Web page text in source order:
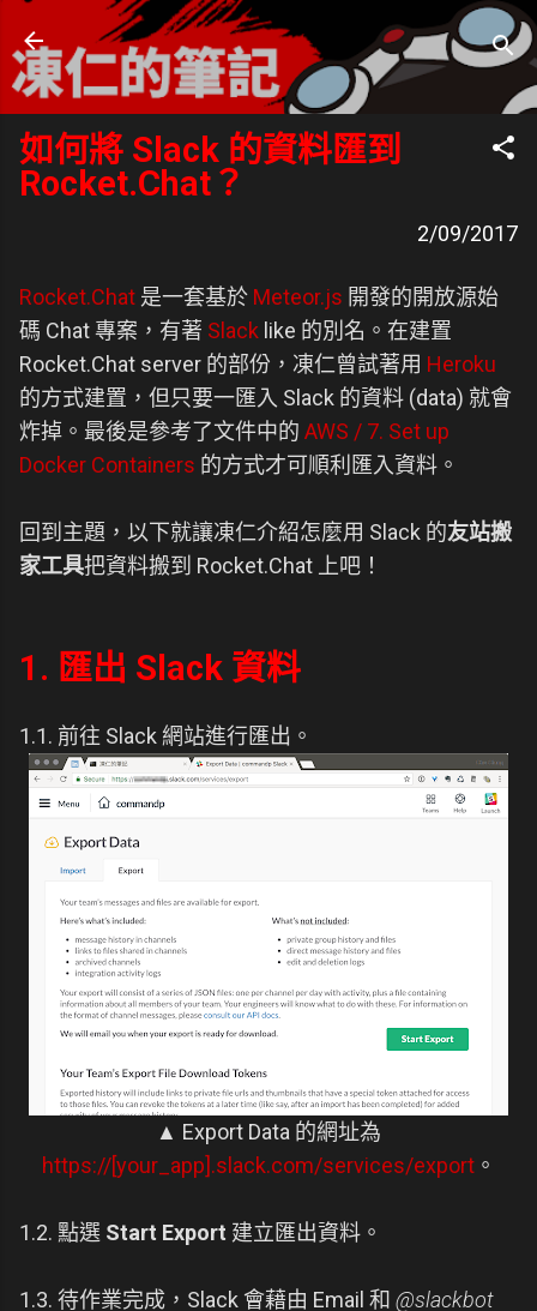
跳到主要內容
凍仁的筆記
- https://note.drx.tw
如何將 Slack 的資料匯到
Rocket.Chat？
2/09/2017
Rocket.Chat 是一套基於 Meteor.js 開發的開放源始
碼 Chat 專案，有著 Slack like 的別名。在建置
Rocket.Chat server 的部份，凍仁曾試著用 Heroku
的方式建置，但只要一匯入 Slack 的資料 (data) 就會
炸掉。最後是參考了文件中的 AWS / 7. Set up
Docker Containers 的方式才可順利匯入資料。
回到主題，以下就讓凍仁介紹怎麼用 Slack 的友站搬
家工具把資料搬到 Rocket.Chat 上吧！
1. 匯出 Slack 資料
1.1. 前往 Slack 網站進行匯出。
▲ Export Data 的網址為
https://[your_app].slack.com/services/export。
1.2. 點選 Start Export 建立匯出資料。
1.3. 待作業完成，Slack 會藉由 Email 和 @slackbot